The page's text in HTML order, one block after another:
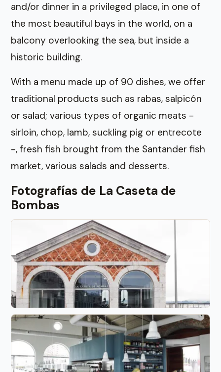
and/or dinner in a privileged place, in one of
the most beautiful bays in the world, on a
balcony overlooking the sea, but inside a
historic building.
With a menu made up of 90 dishes, we offer
traditional products such as rabas, salpicón
or salad; various types of organic meats -
sirloin, chop, lamb, suckling pig or entrecote
-, fresh fish brought from the Santander fish
market, various salads and desserts.
Fotografías de La Caseta de
Bombas